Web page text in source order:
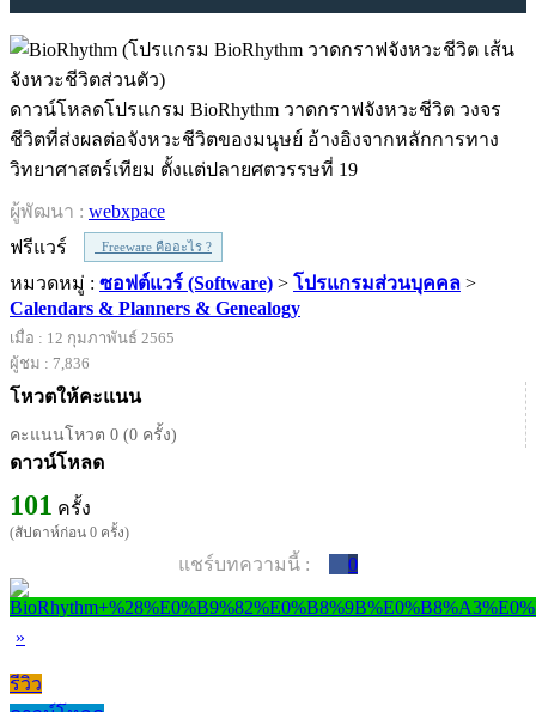
ดาวน์โหลดโปรแกรม BioRhythm วาดกราฟจังหวะชีวิต วงจร
ชีวิตที่ส่งผลต่อจังหวะชีวิตของมนุษย์ อ้างอิงจากหลักการทาง
วิทยาศาสตร์เทียม ตั้งแต่ปลายศตวรรษที่ 19
ผู้พัฒนา : webxpace
ฟรีแวร์
Freeware คืออะไร ?
หมวดหมู่ : ซอฟต์แวร์ (Software) > โปรแกรมส่วนบุคคล >
Calendars & Planners & Genealogy
เมื่อ : 12 กุมภาพันธ์ 2565
ผู้ชม : 7,836
โหวตให้คะแนน
คะแนนโหวต 0 (0 ครั้ง)
ดาวน์โหลด
101 ครั้ง
(สัปดาห์ก่อน 0 ครั้ง)
แชร์บทความนี้ : 0
»
รีวิว